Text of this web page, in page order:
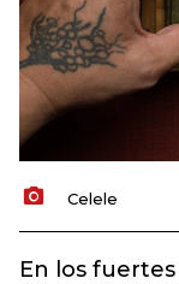
Celele
En los